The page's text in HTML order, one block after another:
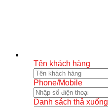
Tên khách hàng
Phone/Mobile
Danh sách thả xuống